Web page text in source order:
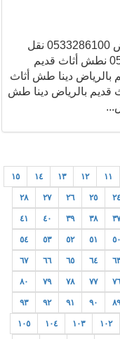
دينا طش أثاث قديم بالرياض 0533286100 نقل
عفش بالرياض 0533286100 نطش أثاث قديم
بالرياض دينا طش أثاث
قديم بالرياض دينا طش
١١ ١٢ ١٣ ١٤ ١٥
٢٤ ٢٥ ٢٦ ٢٧ ٢٨
٣٧ ٣٨ ٣٩ ٤٠ ٤١
٥٠ ٥١ ٥٢ ٥٣ ٥٤
٦٣ ٦٤ ٦٥ ٦٦ ٦٧
٧٦ ٧٧ ٧٨ ٧٩ ٨٠
٨٩ ٩٠ ٩١ ٩٢ ٩٣
١٠٢ ١٠٣ ١٠٤ ١٠٥